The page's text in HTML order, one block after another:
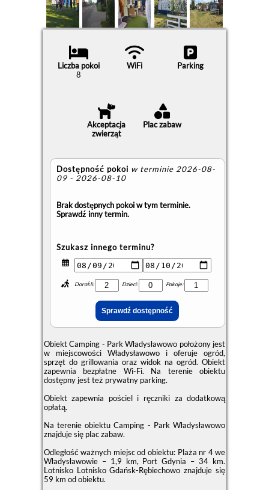
Liczba pokoi
8
WiFi Parking
Akceptacja
zwierząt
Plac zabaw
Dostępność pokoi w terminie 2026-08-
09 - 2026-08-10
Brak dostępnych pokoi w tym terminie.
Sprawdź inny termin.
Szukasz innego terminu?
Dorośli: Dzieci: Pokoje:
Obiekt Camping - Park Władysławowo położony jest
w miejscowości Władysławowo i oferuje ogród,
sprzęt do grillowania oraz widok na ogród. Obiekt
zapewnia bezpłatne Wi-Fi. Na terenie obiektu
dostępny jest też prywatny parking.
Obiekt zapewnia pościel i ręczniki za dodatkową
opłatą.
Na terenie obiektu Camping - Park Władysławowo
znajduje się plac zabaw.
Odległość ważnych miejsc od obiektu: Plaża nr 4 we
Władysławowie – 1,9 km, Port Gdynia – 34 km.
Lotnisko Lotnisko Gdańsk-Rębiechowo znajduje się
59 km od obiektu.